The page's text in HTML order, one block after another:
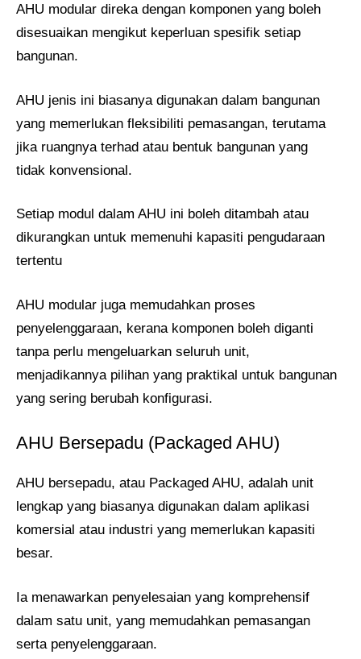
AHU modular direka dengan komponen yang boleh
disesuaikan mengikut keperluan spesifik setiap
bangunan.
AHU jenis ini biasanya digunakan dalam bangunan
yang memerlukan fleksibiliti pemasangan, terutama
jika ruangnya terhad atau bentuk bangunan yang
tidak konvensional.
Setiap modul dalam AHU ini boleh ditambah atau
dikurangkan untuk memenuhi kapasiti pengudaraan
tertentu
AHU modular juga memudahkan proses
penyelenggaraan, kerana komponen boleh diganti
tanpa perlu mengeluarkan seluruh unit,
menjadikannya pilihan yang praktikal untuk bangunan
yang sering berubah konfigurasi.
AHU Bersepadu (Packaged AHU)
AHU bersepadu, atau Packaged AHU, adalah unit
lengkap yang biasanya digunakan dalam aplikasi
komersial atau industri yang memerlukan kapasiti
besar.
Ia menawarkan penyelesaian yang komprehensif
dalam satu unit, yang memudahkan pemasangan
serta penyelenggaraan.